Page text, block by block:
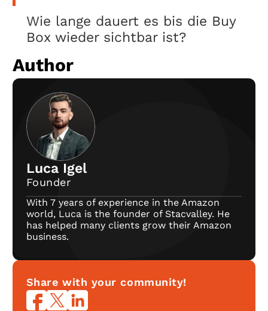
Wie lange dauert es bis die Buy
Box wieder sichtbar ist?
Author
Luca Igel
Founder
With 7 years of experience in the Amazon
world, Luca is the founder of Stacvalley. He
has helped many clients grow their Amazon
business.
Share with your community!